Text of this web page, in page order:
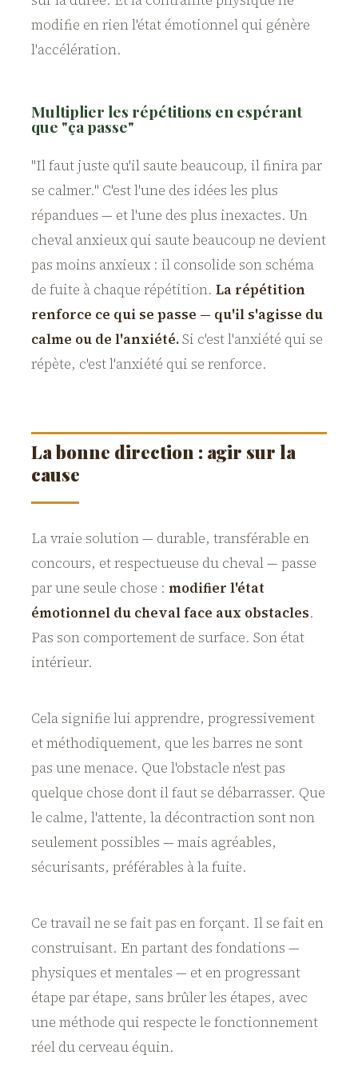
modifie en rien l'état émotionnel qui génère
l'accélération.
Multiplier les répétitions en espérant
que "ça passe"
"Il faut juste qu'il saute beaucoup, il finira par
se calmer." C'est l'une des idées les plus
répandues — et l'une des plus inexactes. Un
cheval anxieux qui saute beaucoup ne devient
pas moins anxieux : il consolide son schéma
de fuite à chaque répétition. La répétition
renforce ce qui se passe — qu'il s'agisse du
calme ou de l'anxiété.Si c'est l'anxiété qui se
répète, c'est l'anxiété qui se renforce.
La bonne direction : agir sur la
cause
La vraie solution — durable, transférable en
concours, et respectueuse du cheval — passe
par une seule chose : modifier l'état
émotionnel du cheval face aux obstacles.
Pas son comportement de surface. Son état
intérieur.
Cela signifie lui apprendre, progressivement
et méthodiquement, que les barres ne sont
pas une menace. Que l'obstacle n'est pas
quelque chose dont il faut se débarrasser. Que
le calme, l'attente, la décontraction sont non
seulement possibles — mais agréables,
sécurisants, préférables à la fuite.
Ce travail ne se fait pas en forçant. Il se fait en
construisant. En partant des fondations —
physiques et mentales — et en progressant
étape par étape, sans brûler les étapes, avec
une méthode qui respecte le fonctionnement
réel du cerveau équin.